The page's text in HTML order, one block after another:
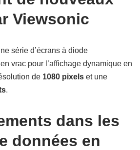
Viewsonic
série d’écrans à diode
vrac pour l’affichage dynamique en
de 1080 pixels et une
.
dans les
données en